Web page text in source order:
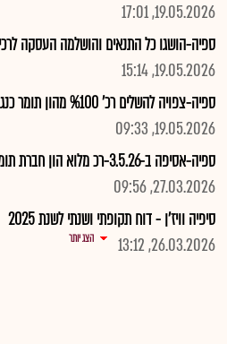
19.05.2026, 17:01
ספיה-הושגו כל התנאים והושלמה העסקה
19.05.2026, 15:14
ספיה-צפויה להשלים רכ' %100 מהון תומר כנגד הקצאת%74.99 מהון החב
19.05.2026, 09:33
ספיה-אסיפה ב-3.5.26-רכ מלוא הון חברת תומר כנגד הקצאת מניות..
27.03.2026, 09:56
סיפיה וויז'ן - דוח תקופתי ושנתי לשנת 2025
26.03.2026, 13:12
הצג יותר